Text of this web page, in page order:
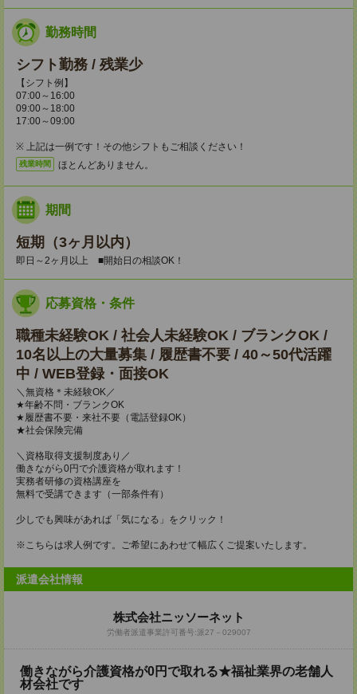
勤務時間
シフト勤務 / 残業少
【シフト例】
07:00～16:00
09:00～18:00
17:00～09:00
※ 上記は一例です！その他シフトもご相談ください！
残業時間 ほとんどありません。
期間
短期（3ヶ月以内）
即日～2ヶ月以上 ■開始日の相談OK！
応募資格・条件
職種未経験OK / 社会人未経験OK / ブランクOK /
10名以上の大量募集 / 履歴書不要 / 40～50代活躍
中 / WEB登録・面接OK
＼無資格＊未経験OK／
★年齢不問・ブランクOK
★履歴書不要・来社不要（電話登録OK）
★社会保険完備
＼資格取得支援制度あり／
働きながら0円で介護資格が取れます！
実務者研修の資格講座を
無料で受講できます（一部条件有）
少しでも興味があれば「気になる」をクリック！
※こちらは求人例です。ご希望にあわせて幅広くご提案いたします。
派遣会社情報
株式会社ニッソーネット
労働者派遣事業許可番号:派27－029007
働きながら介護資格が0円で取れる★福祉業界の老舗人
材会社です